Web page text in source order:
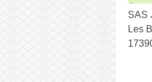
SAS
Les